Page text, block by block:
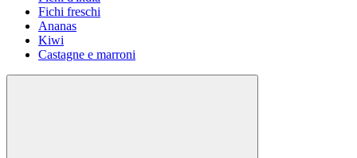
Fichi freschi
Ananas
Kiwi
Castagne e marroni